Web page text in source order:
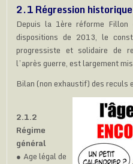
2.1 Régression
Depuis la 1ère réforme Fillon
dispositions de 2013, le
progressiste et solidaire de
l’après guerre, est largement
Bilan (non exhaustif) des reculs
2.1.2
Régime
général
● Age légal de